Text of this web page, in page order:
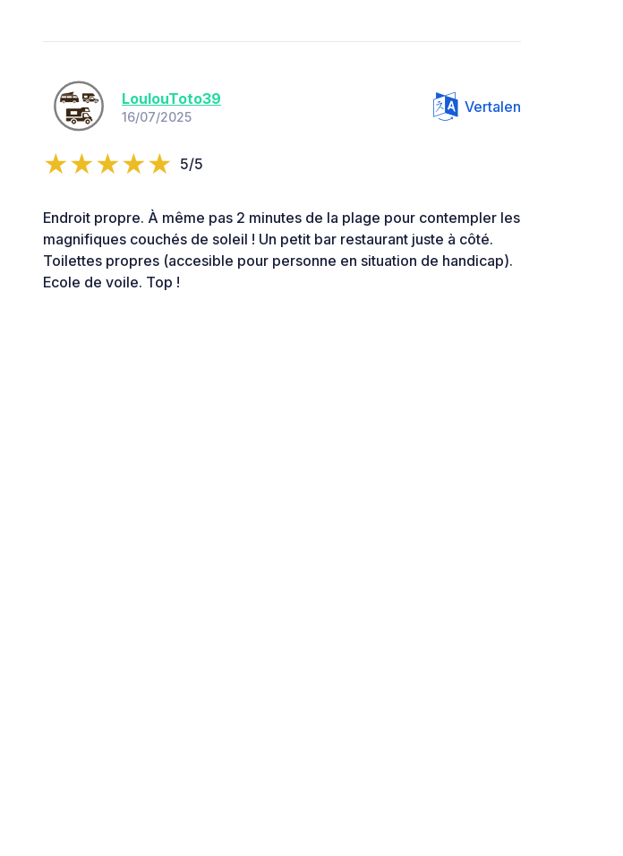
LoulouToto39
16/07/2025
Vertalen
5/5
Endroit propre. À même pas 2 minutes de la plage pour contempler les
magnifiques couchés de soleil ! Un petit bar restaurant juste à côté.
Toilettes propres (accesible pour personne en situation de handicap).
Ecole de voile. Top !